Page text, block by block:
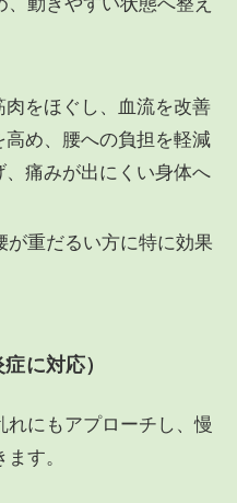
をほぐし、血流を改善
め、腰への負担を軽減
痛みが出にくい身体へ
が重だるい方に特に効果
に対応）
にもアプローチし、慢
す。